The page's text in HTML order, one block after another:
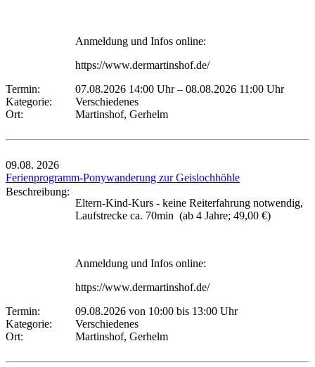
Anmeldung und Infos online:
https://www.dermartinshof.de/
Termin:
07.08.2026 14:00 Uhr– 08.08.2026 11:00 Uhr
Kategorie:
Verschiedenes
Ort:
Martinshof, Gerhelm
09.08. 2026
Ferienprogramm-Ponywanderung zur Geislochhöhle
Beschreibung:
Eltern-Kind-Kurs - keine Reiterfahrung notwendig,
Laufstrecke ca. 70min (ab 4 Jahre; 49,00 €)
Anmeldung und Infos online:
https://www.dermartinshof.de/
Termin:
09.08.2026 von 10:00 bis 13:00 Uhr
Kategorie:
Verschiedenes
Ort:
Martinshof, Gerhelm